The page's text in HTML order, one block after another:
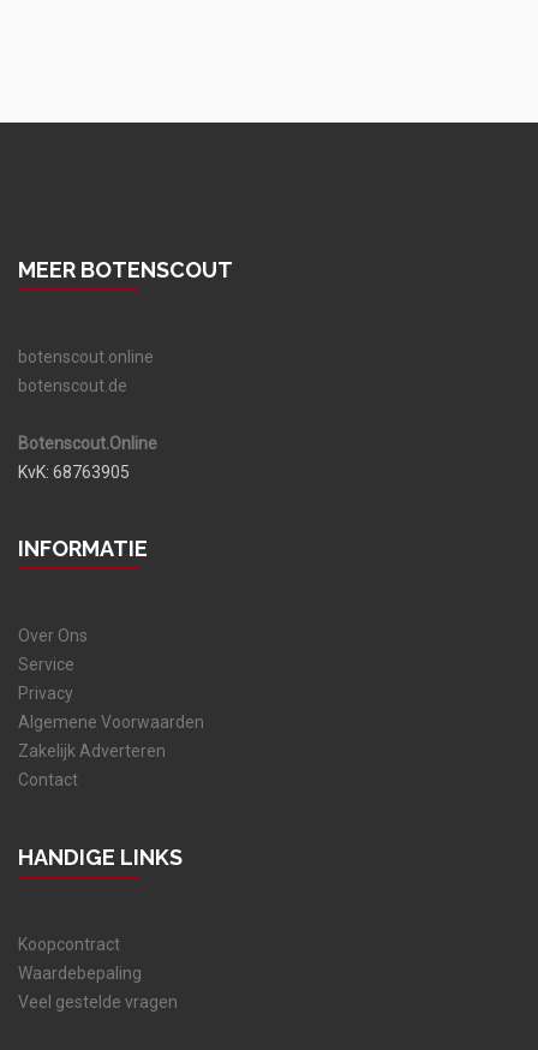
MEER BOTENSCOUT
botenscout.online
botenscout.de
Botenscout.Online
KvK: 68763905
INFORMATIE
Over Ons
Service
Privacy
Algemene Voorwaarden
Zakelijk Adverteren
Contact
HANDIGE LINKS
Koopcontract
Waardebepaling
Veel gestelde vragen